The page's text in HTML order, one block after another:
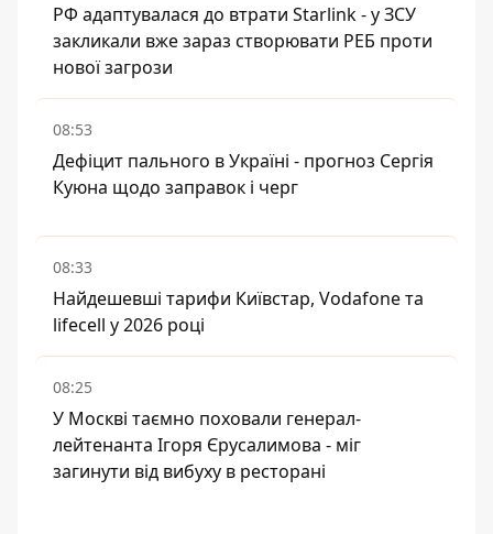
РФ адаптувалася до втрати Starlink - у ЗСУ
закликали вже зараз створювати РЕБ проти
нової загрози
08:53
Дефіцит пального в Україні - прогноз Сергія
Куюна щодо заправок і черг
08:33
Найдешевші тарифи Київстар, Vodafone та
lifecell у 2026 році
08:25
У Москві таємно поховали генерал-
лейтенанта Ігоря Єрусалимова - міг
загинути від вибуху в ресторані